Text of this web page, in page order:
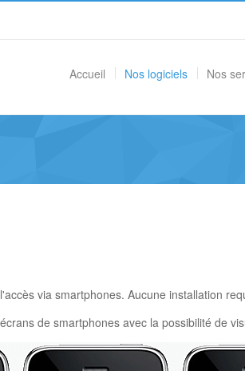
Accueil Nos logiciels Nos
via smartphones. Aucune installation
de smartphones avec la possibilité de